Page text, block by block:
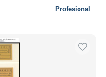
Profesional